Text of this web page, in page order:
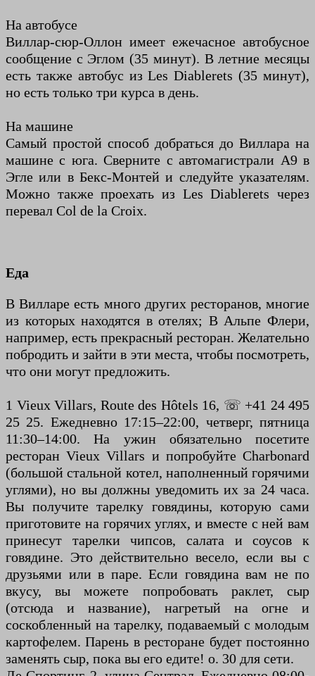
На автобусе
Виллар-сюр-Оллон имеет ежечасное автобусное
сообщение с Эглом (35 минут). В летние месяцы
есть также автобус из Les Diablerets (35 минут),
но есть только три курса в день.
На машине
Самый простой способ добраться до Виллара на
машине с юга. Сверните с автомагистрали A9 в
Эгле или в Бекс-Монтей и следуйте указателям.
Можно также проехать из Les Diablerets через
перевал Col de la Croix.
Еда
В Вилларе есть много других ресторанов, многие
из которых находятся в отелях; В Альпе Флери,
например, есть прекрасный ресторан. Желательно
побродить и зайти в эти места, чтобы посмотреть,
что они могут предложить.
1 Vieux Villars, Route des Hôtels 16, ☏ +41 24 495
25 25. Ежедневно 17:15–22:00, четверг, пятница
11:30–14:00. На ужин обязательно посетите
ресторан Vieux Villars и попробуйте Charbonard
(большой стальной котел, наполненный горячими
углями), но вы должны уведомить их за 24 часа.
Вы получите тарелку говядины, которую сами
приготовите на горячих углях, и вместе с ней вам
принесут тарелки чипсов, салата и соусов к
говядине. Это действительно весело, если вы с
друзьями или в паре. Если говядина вам не по
вкусу, вы можете попробовать раклет, сыр
(отсюда и название), нагретый на огне и
соскобленный на тарелку, подаваемый с молодым
картофелем. Парень в ресторане будет постоянно
заменять сыр, пока вы его едите! о. 30 для сети.